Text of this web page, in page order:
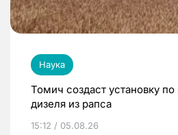
Наука
Томич создаст установку по
дизеля из рапса
15:12 / 05.08.26